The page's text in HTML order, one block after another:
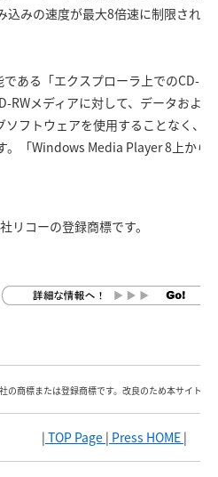
込みの速度が最大8倍速に制限され
ある「エクスプローラ上でのCD-
RWメディアに対して、データおよ
ソフトウェアを使用することなく、
。「Windows Media Player 8上から
コーの登録商標です。
の商標または登録商標です。改良のため本サイト内
| TOP Page | Press HOME |